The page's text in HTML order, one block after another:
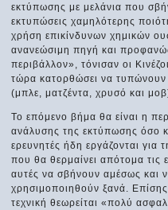
εκτύπωσης με μελάνια που
εκτυπώσεις χαμηλότερης
χρήση επικίνδυνων χημικών
ανανεώσιμη πηγή και
περιβάλλον», τόνισαν οι
τώρα κατορθώσει να τυπώνουν
(μπλε, ματζέντα, χρυσό και
Το επόμενο βήμα θα είναι η
ανάλυσης της εκτύπωσης όσο
ερευνητές ήδη εργάζονται για
που θα θερμαίνει απότομα τις
αυτές να σβήνουν αμέσως και
χρησιμοποιηθούν ξανά.
τεχνική θεωρείται «πολύ